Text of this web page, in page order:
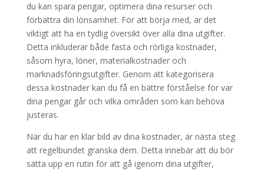
du kan spara pengar, optimera dina resurser och
förbättra din lönsamhet. För att börja med, är det
viktigt att ha en tydlig översikt över alla dina utgifter.
Detta inkluderar både fasta och rörliga kostnader,
såsom hyra, löner, materialkostnader och
marknadsföringsutgifter. Genom att kategorisera
dessa kostnader kan du få en bättre förståelse för var
dina pengar går och vilka områden som kan behöva
justeras.
När du har en klar bild av dina kostnader, är nästa steg
att regelbundet granska dem. Detta innebär att du bör
sätta upp en rutin för att gå igenom dina utgifter,